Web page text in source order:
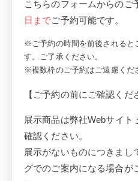
こちらのフォームからのご
日までご予約可能です。
※ご予約の時間を前後されると
す。ご了承ください。
※複数枠のご予約はご遠慮くだ
【ご予約の前にご確認くだ
展示商品は弊社Webサイト
確認ください。
展示がないものにつきまし
グでのご案内になる場合が